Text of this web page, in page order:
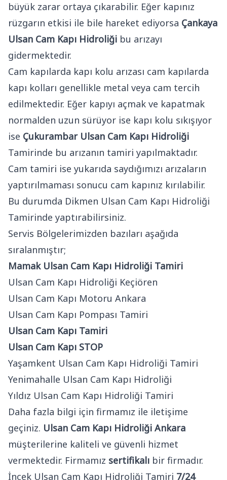
büyük zarar ortaya çıkarabilir. Eğer kapınız
rüzgarın etkisi ile bile hareket ediyorsa Çankaya
Ulsan Cam Kapı Hidroliği bu arızayı
gidermektedir.
Cam kapılarda kapı kolu arızası cam kapılarda
kapı kolları genellikle metal veya cam tercih
edilmektedir. Eğer kapıyı açmak ve kapatmak
normalden uzun sürüyor ise kapı kolu sıkışıyor
ise Çukurambar Ulsan Cam Kapı Hidroliği
Tamirinde bu arızanın tamiri yapılmaktadır.
Cam tamiri ise yukarıda saydığımızı arızaların
yaptırılmaması sonucu cam kapınız kırılabilir.
Bu durumda Dikmen Ulsan Cam Kapı Hidroliği
Tamirinde yaptırabilirsiniz.
Servis Bölgelerimizden bazıları aşağıda
sıralanmıştır;
Mamak Ulsan Cam Kapı Hidroliği Tamiri
Ulsan Cam Kapı Hidroliği Keçiören
Ulsan Cam Kapı Motoru Ankara
Ulsan Cam Kapı Pompası Tamiri
Ulsan Cam Kapı Tamiri
Ulsan Cam Kapı STOP
Yaşamkent Ulsan Cam Kapı Hidroliği Tamiri
Yenimahalle Ulsan Cam Kapı Hidroliği
Yıldız Ulsan Cam Kapı Hidroliği Tamiri
Daha fazla bilgi için firmamız ile iletişime
geçiniz. Ulsan Cam Kapı Hidroliği Ankara
müşterilerine kaliteli ve güvenli hizmet
vermektedir. Firmamız sertifikalı bir firmadır.
İncek Ulsan Cam Kapı Hidroliği Tamiri 7/24